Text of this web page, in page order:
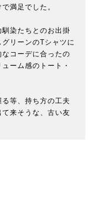
満足でした。
染たちとのお出掛
リーンのTシャツに
コーデに合ったの
ーム感のトート・
等、持ち方の工夫
来そうな、古い友